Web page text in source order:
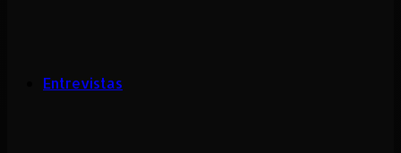
Entrevistas